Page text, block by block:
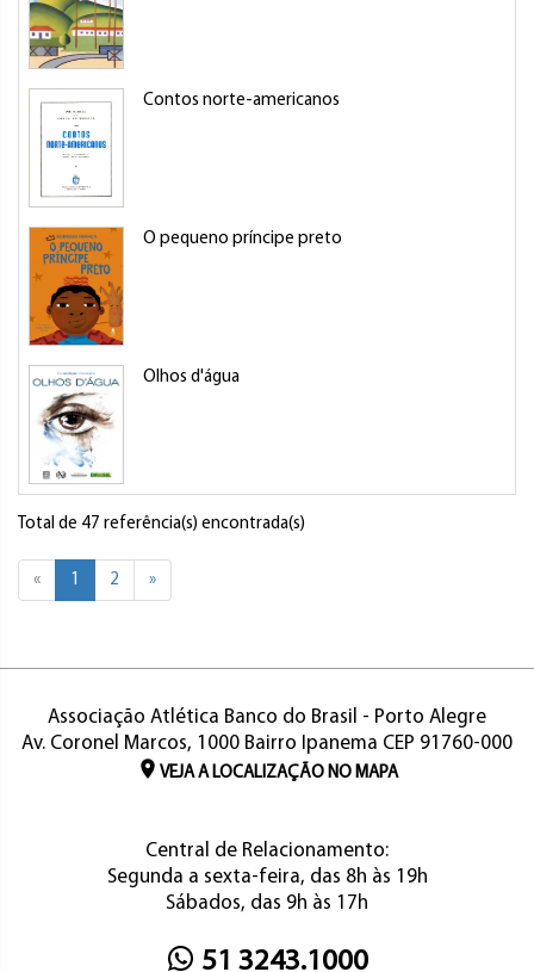
Contos norte-americanos
O pequeno príncipe preto
Olhos d'água
Total de 47 referência(s) encontrada(s)
« 1 2 »
Associação Atlética Banco do Brasil - Porto Alegre
Av. Coronel Marcos, 1000 Bairro Ipanema CEP 91760-000
VEJA A LOCALIZAÇÃO NO MAPA
Central de Relacionamento:
Segunda a sexta-feira, das 8h às 19h
Sábados, das 9h às 17h
51 3243.1000